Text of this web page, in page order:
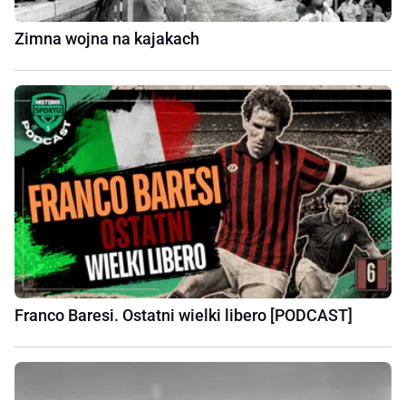
Zimna wojna na kajakach
Franco Baresi. Ostatni wielki libero [PODCAST]